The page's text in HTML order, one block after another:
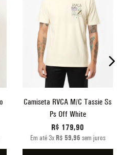
Camiseta RVCA M/C Tassie Ss
Ps Off White
R$ 179,90
Em até3x R$ 59,96 sem juros